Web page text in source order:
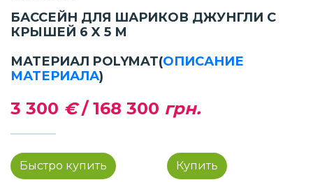
БАССЕЙН ДЛЯ ШАРИКОВ ДЖУНГЛИ С
КРЫШЕЙ 6 X 5 М
МАТЕРИАЛ POLYMAT(ОПИСАНИЕ
МАТЕРИАЛА)
3 300 €/ 168 300 грн.
Быстро купить Купить